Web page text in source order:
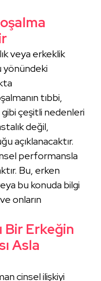
veya erkeklik
yönündeki
tıbbi,
gibi çeşitli nedenleri
değil,
açıklanacaktır.
performansla
Bu, erken
bu konuda bilgi
onların
Bir Erkeğin
Asla
cinsel ilişkiyi